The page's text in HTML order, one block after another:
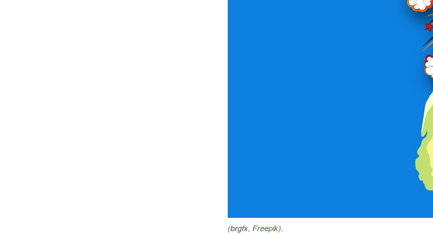
(brgfx, Freepik).